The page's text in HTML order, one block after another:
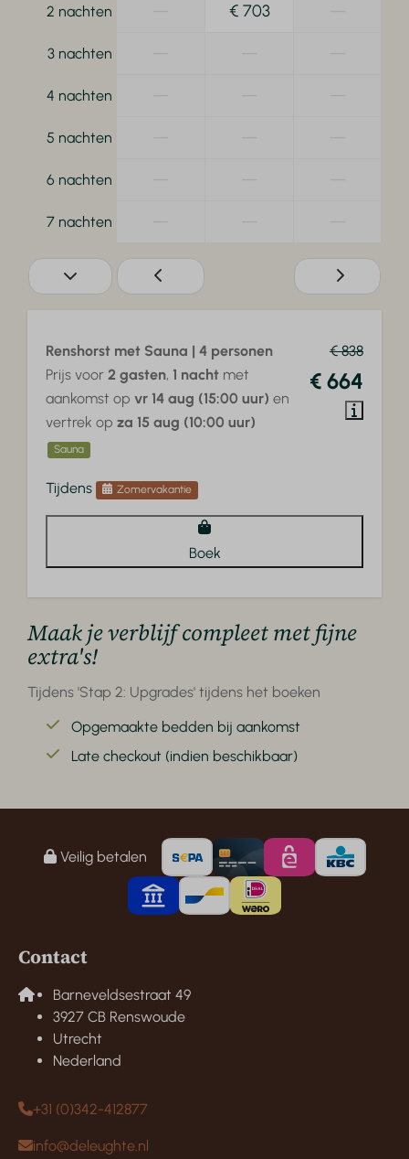
2 nachten € 703
3 nachten
4 nachten
5 nachten
6 nachten
7 nachten
€ 838
€ 664
Renshorst met Sauna | 4 personen
Prijs voor 2 gasten, 1 nacht met
aankomst op vr 14 aug (15:00 uur) en
vertrek op za 15 aug (10:00 uur)
Sauna
Tijdens Zomervakantie
Boek
Maak je verblijf compleet met fijne
extra's!
Tijdens 'Stap 2: Upgrades' tijdens het boeken
Opgemaakte bedden bij aankomst
Late checkout (indien beschikbaar)
Veilig betalen
Contact
Barneveldsestraat 49
3927 CB Renswoude
Utrecht
Nederland
+31 (0)342-412877
info@deleughte.nl